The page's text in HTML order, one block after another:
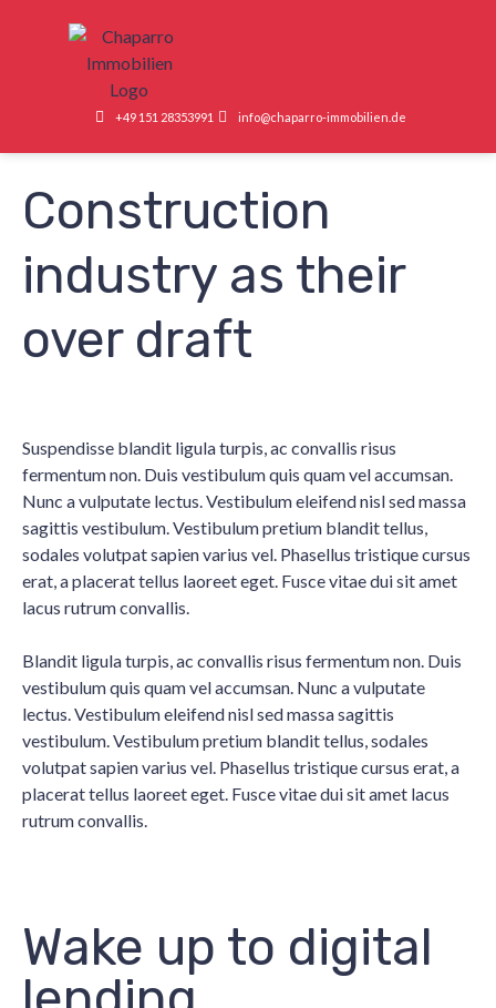
+49 151 28353991 info@chaparro-immobilien.de
Construction
industry as their
over draft
Suspendisse blandit ligula turpis, ac convallis risus
fermentum non. Duis vestibulum quis quam vel accumsan.
Nunc a vulputate lectus. Vestibulum eleifend nisl sed massa
sagittis vestibulum. Vestibulum pretium blandit tellus,
sodales volutpat sapien varius vel. Phasellus tristique cursus
erat, a placerat tellus laoreet eget. Fusce vitae dui sit amet
lacus rutrum convallis.
Blandit ligula turpis, ac convallis risus fermentum non. Duis
vestibulum quis quam vel accumsan. Nunc a vulputate
lectus. Vestibulum eleifend nisl sed massa sagittis
vestibulum. Vestibulum pretium blandit tellus, sodales
volutpat sapien varius vel. Phasellus tristique cursus erat, a
placerat tellus laoreet eget. Fusce vitae dui sit amet lacus
rutrum convallis.
Wake up to digital